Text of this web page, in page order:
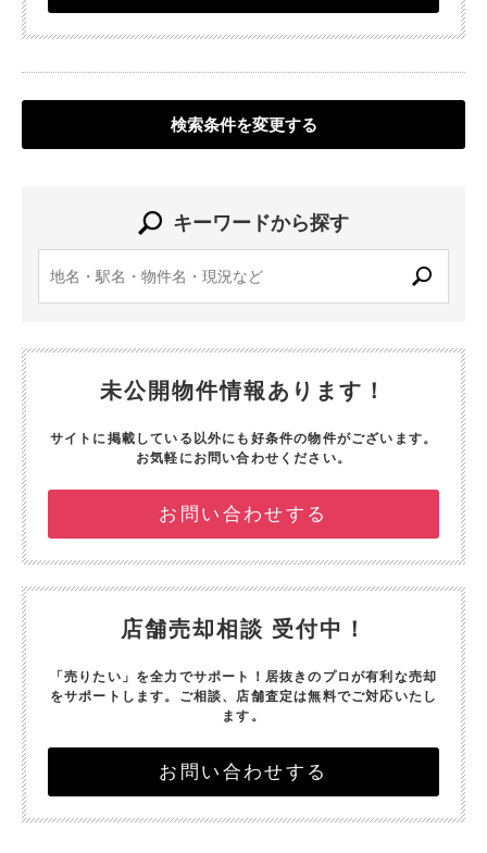
検索条件を変更する
キーワードから探す
未公開物件情報あります！
サイトに掲載している以外にも好条件の物件がございます。
お気軽にお問い合わせください。
お問い合わせする
店舗売却相談 受付中！
「売りたい」を全力でサポート！ 居抜きのプロが有利な売却
をサポートします。 ご相談、店舗査定は無料でご対応いたし
ます。
お問い合わせする